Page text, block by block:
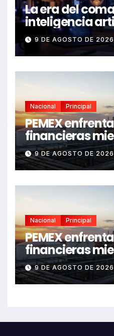
La era del
inteligencia
a escuchar y
9 DE AGOSTO DE 2026
Nacional Principal
PEMEX
financieras
su
balance 2024-
9 DE AGOSTO DE 2026
Nacional Principal
PEMEX
financieras
su
balance 2024-
9 DE AGOSTO DE 2026